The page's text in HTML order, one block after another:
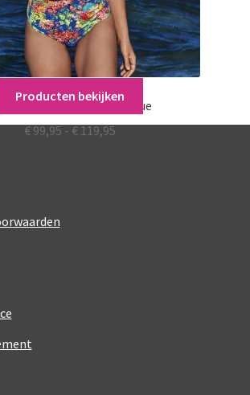
Care Badmode Tropique
€99,95-€119,95Prijsklasse:
Producten bekijken